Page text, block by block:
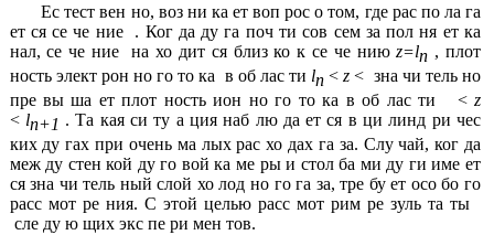
Ес тест вен но, воз ни ка ет воп рос о том, где рас по ла га
ет ся се че ние . Ког да ду га поч ти сов сем за пол ня ет ка
нал, се че ние на хо дит ся близ ко к се че ниюz=ln, плот
ность элект рон но го то ка в об лас ти ln < z< зна чи тель но
пре вы ша ет плот ность ион но го то ка в об лас ти < z
< ln+1 . Та кая си ту а ция наб лю да ет ся в ци линд ри чес
ких ду гах при очень ма лых рас хо дах га за. Слу чай, ког да
меж ду стен кой ду го вой ка ме ры и стол ба ми ду ги име ет
ся зна чи тель ный слой хо лод но го га за, тре бу ет осо бо го
расс мот ре ния. С этой целью расс мот рим ре зуль та ты
сле ду ю щих экс пе ри мен тов.